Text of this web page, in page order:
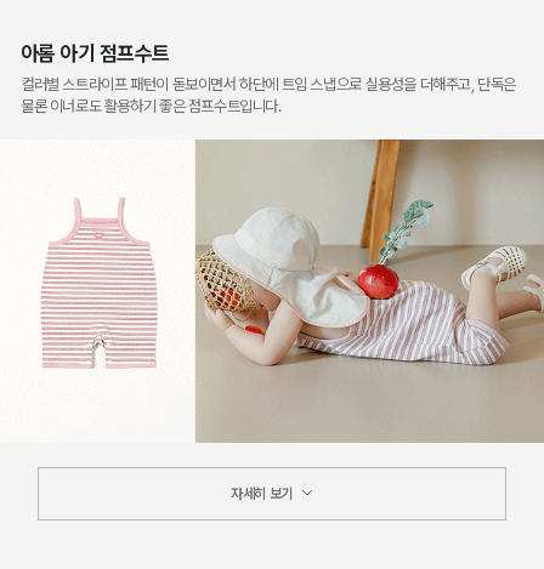
아롬 아기 점프수트
컬러별 스트라이프 패턴이 돋보이면서 하단에 트임 스냅으로 실용성을 더해주고, 단독은
물론 이너로도 활용하기 좋은 점프수트입니다.
자세히 보기